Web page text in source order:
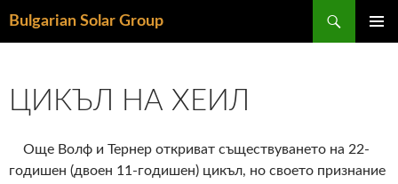
Bulgarian Solar Group
ЦИКЪЛ НА ХЕИЛ
Още Волф и Тернер откриват съществуването на 22-
годишен (двоен 11-годишен) цикъл, но своето признание